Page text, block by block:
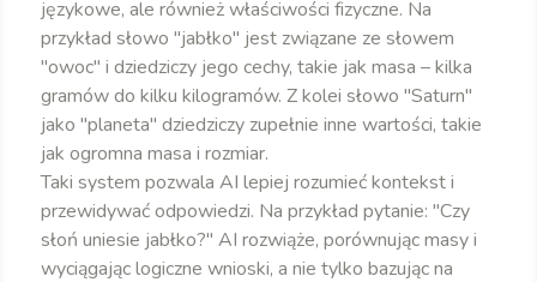
językowe, ale również właściwości fizyczne. Na
przykład słowo "jabłko" jest związane ze słowem
"owoc" i dziedziczy jego cechy, takie jak masa – kilka
gramów do kilku kilogramów. Z kolei słowo "Saturn"
jako "planeta" dziedziczy zupełnie inne wartości, takie
jak ogromna masa i rozmiar.
Taki system pozwala AI lepiej rozumieć kontekst i
przewidywać odpowiedzi. Na przykład pytanie: "Czy
słoń uniesie jabłko?" AI rozwiąże, porównując masy i
wyciągając logiczne wnioski, a nie tylko bazując na